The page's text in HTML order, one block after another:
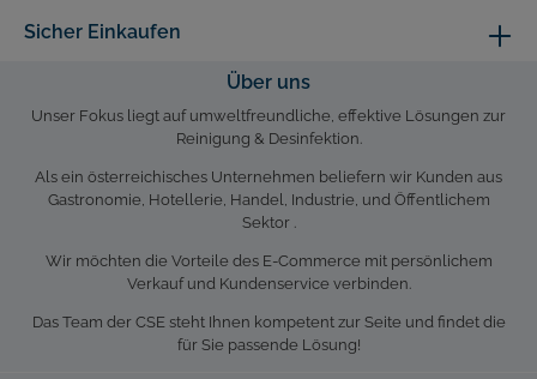
Sicher Einkaufen
Über uns
Unser Fokus liegt auf umweltfreundliche, effektive Lösungen zur
Reinigung & Desinfektion.
Als ein österreichisches Unternehmen beliefern wir Kunden aus
Gastronomie, Hotellerie, Handel, Industrie, und Öffentlichem
Sektor .
Wir möchten die Vorteile des E-Commerce mit persönlichem
Verkauf und Kundenservice verbinden.
Das Team der CSE steht Ihnen kompetent zur Seite und findet die
für Sie passende Lösung!